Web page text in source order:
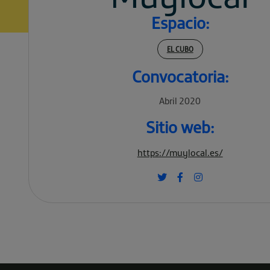
Espacio:
EL CUBO
Convocatoria:
Abril 2020
Sitio web:
https://muylocal.es/